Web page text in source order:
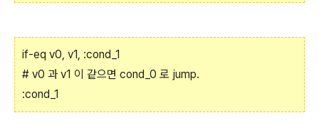
if-eq v0, v1, :cond_1
# v0 과 v1 이 같으면 cond_0 로 jump.
:cond_1